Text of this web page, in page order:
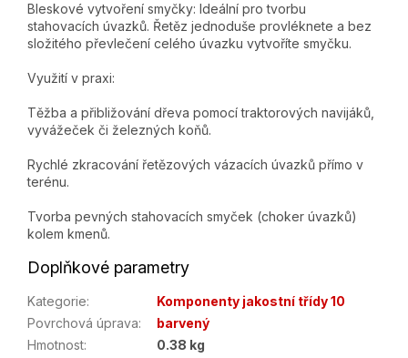
Bleskové vytvoření smyčky: Ideální pro tvorbu
stahovacích úvazků. Řetěz jednoduše provléknete a bez
složitého převlečení celého úvazku vytvoříte smyčku.
Využití v praxi:
Těžba a přibližování dřeva pomocí traktorových navijáků,
vyvážeček či železných koňů.
Rychlé zkracování řetězových vázacích úvazků přímo v
terénu.
Tvorba pevných stahovacích smyček (choker úvazků)
kolem kmenů.
Doplňkové parametry
Kategorie:
Komponenty jakostní třídy 10
Povrchová úprava:
barvený
Hmotnost:
0.38 kg